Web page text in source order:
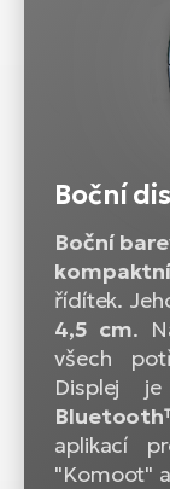
Boční
Boční
kompaktní
řídítek.
4,5 cm.
všech
Displej
aplikací
"Komoot"